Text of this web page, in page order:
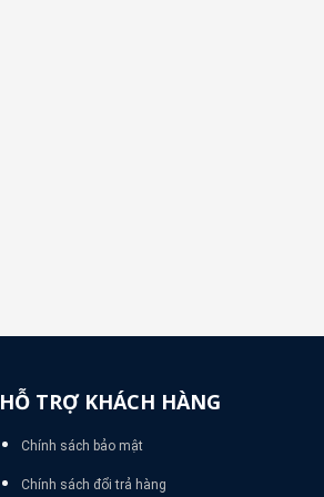
HỖ TRỢ KHÁCH HÀNG
Chính sách bảo mật
Chính sách đổi trả hàng